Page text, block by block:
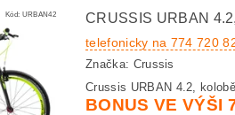
Kód: URBAN42 CRUSSIS URBAN
telefonicky na 774 720
Značka: Crussis
Crussis URBAN 4.2,
BONUS VE VÝŠI